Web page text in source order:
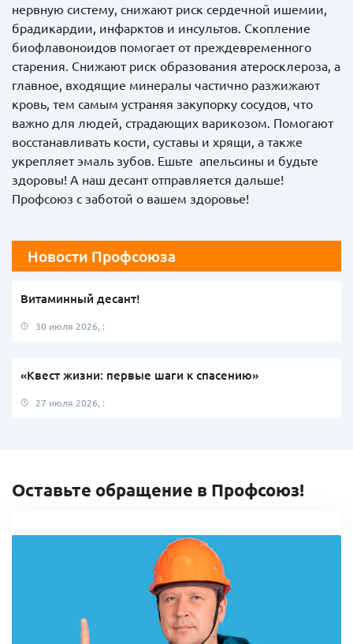
нервную систему, снижают риск сердечной ишемии,
брадикардии, инфарктов и инсультов. Скопление
биофлавоноидов помогает от преждевременного
старения. Снижают риск образования атеросклероза, а
главное, входящие минералы частично разжижают
кровь, тем самым устраняя закупорку сосудов, что
важно для людей, страдающих варикозом. Помогают
восстанавливать кости, суставы и хрящи, а также
укрепляет эмаль зубов. Ешьте апельсины и будьте
здоровы! А наш десант отправляется дальше!
Профсоюз с заботой о вашем здоровье!
Новости Профсоюза
Витаминный десант!
30 июля 2026, :
«Квест жизни: первые шаги к спасению»
27 июля 2026, :
Оставьте обращение в Профсоюз!